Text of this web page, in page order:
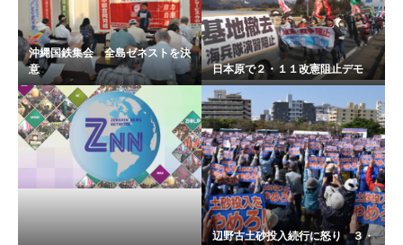
沖縄国鉄集会 全島ゼネストを決
意
日本原で２・１１改憲阻止デモ
辺野古土砂投入続行に怒り ３・